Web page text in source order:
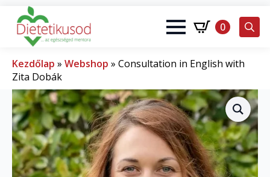
0
Kezdőlap » Webshop » Consultation in English with
Zita Dobák